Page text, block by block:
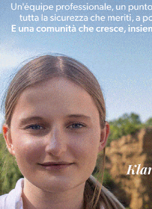
Il Comune di Laterina
Pergine nel progetto
‘Footsteps’. La storia di
Solomon Saltiel
riaccende i riflettori sul
campo di Laterina
Laterina Pergine 6 Agosto 2026
Ultime Calcio